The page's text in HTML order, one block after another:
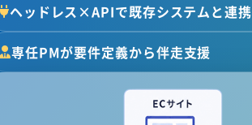
ヘッドレス×APIで既存システムと連携
専任PMが要件定義から伴走支援